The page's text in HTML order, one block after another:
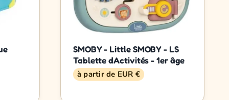
SMOBY - Little SMOBY - LS
Tablette dActivités - 1er âge
à partir de EUR €